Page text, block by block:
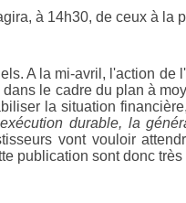
à 14h30, de ceux à la
A la mi-avril, l'action
le cadre du plan à
la situation
durable, la
vont vouloir
publication sont donc très